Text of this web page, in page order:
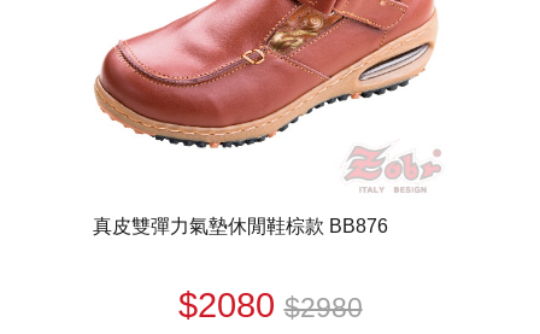
真皮雙彈力氣墊休閒鞋棕款 BB876
$2080$2980